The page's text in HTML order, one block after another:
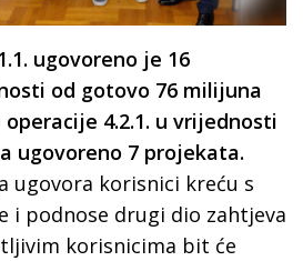
ugovoreno je 16
od gotovo 76 milijuna
4.2.1. u vrijednosti
ugovoreno 7 projekata.
ugovora korisnici kreću s
i podnose drugi dio zahtjeva
korisnicima bit će